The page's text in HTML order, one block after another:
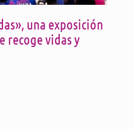
una exposición
recoge vidas y